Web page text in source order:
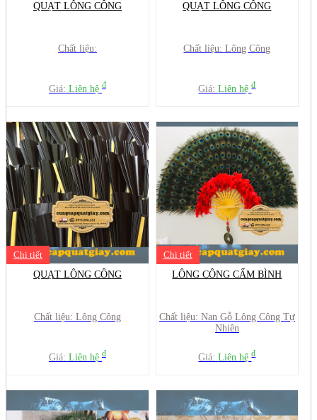
QUẠT LÔNG CÔNG
Chất liệu:
Giá: Liên hệ đ
QUẠT LÔNG CÔNG
Chất liệu: Lông Công
Giá:Liên hệđ
Chi tiết
QUẠT LÔNG CÔNG
Chất liệu: Lông Công
Giá: Liên hệ đ
Chi tiết
LÔNG CÔNG CẤM BÌNH
Chất liệu: Nan Gỗ Lông Công Tự
Nhiên
Giá:Liên hệđ